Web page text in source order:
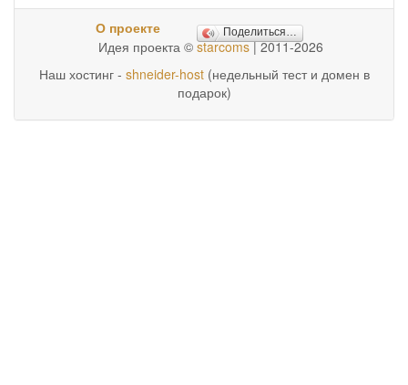
О проекте Поделиться…
Идея проекта © starcoms| 2011-2026
Наш хостинг - shneider-host(недельный тест и домен в
подарок)